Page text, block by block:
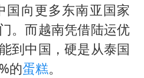
国向更多东南亚国家
。而越南凭借陆运优
到中国，硬是从泰国
的蛋糕。